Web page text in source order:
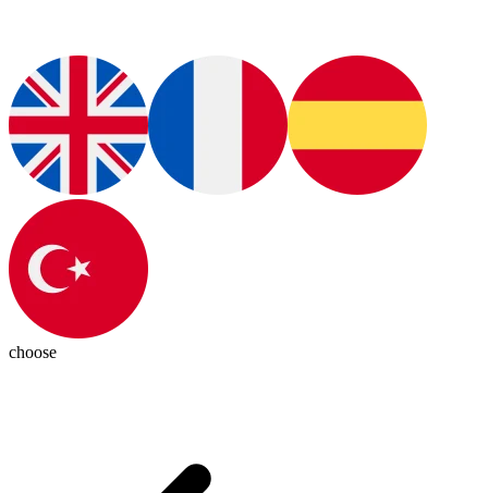
choose